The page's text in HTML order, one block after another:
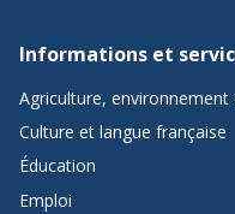
de
pied
de
page
de
Informations et
Agriculture,
Culture et langue française
Éducation
Emploi